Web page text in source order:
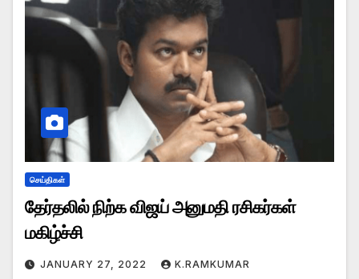
செய்திகள்
தேர்தலில் நிற்க விஜய் அனுமதி ரசிகர்கள்
மகிழ்ச்சி
JANUARY 27, 2022 K.RAMKUMAR